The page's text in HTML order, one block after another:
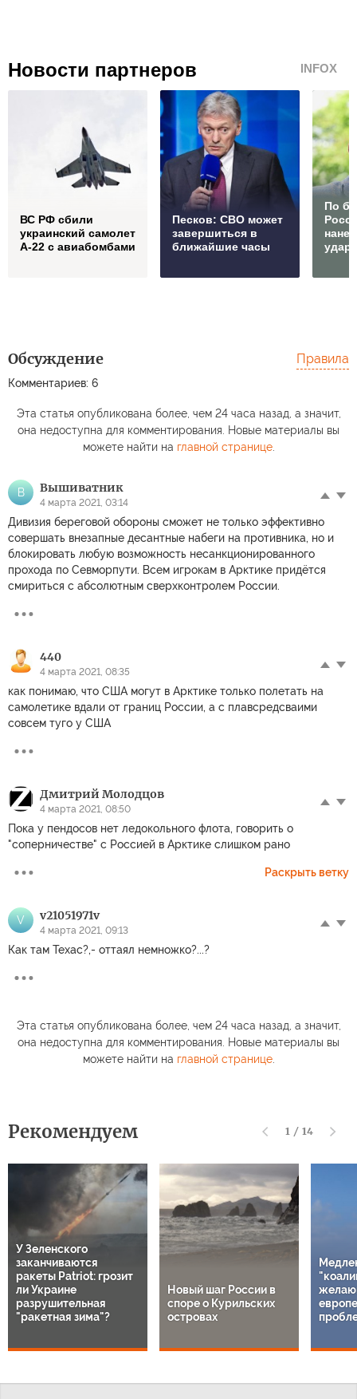
Новости партнеров INFOX
ВС РФ сбили
украинский самолет
А-22 с авиабомбами
Песков: СВО может
завершиться в
ближайшие часы
По
удар
Обсуждение
Комментариев: 6
Правила
Эта статья опубликована более, чем 24 часа назад, а значит,
она недоступна для комментирования. Новые материалы вы
можете найти на главной странице.
В Вышиватник
4 марта 2021, 03:14
Дивизия береговой обороны сможет не только эффективно
совершать внезапные десантные набеги на противника, но и
блокировать любую возможность несанкционированного
прохода по Севморпути. Всем игрокам в Арктике придётся
смириться с абсолютным сверхконтролем России.
440
4 марта 2021, 08:35
как понимаю, что США могут в Арктике только полетать на
самолетике вдали от границ России, а с плавсредсваими
совсем туго у США
Дмитрий Молодцов
4 марта 2021, 08:50
Пока у пендосов нет ледокольного флота, говорить о
"соперничестве" с Россией в Арктике слишком рано
Раскрыть ветку
V v21051971v
4 марта 2021, 09:13
Как там Техас?,- оттаял немножко?...?
Эта статья опубликована более, чем 24 часа назад, а значит,
она недоступна для комментирования. Новые материалы вы
можете найти на главной странице.
Рекомендуем 1 / 14
У Зеленского
заканчиваются
ракеты Patriot: грозит
ли Украине
разрушительная
"ракетная зима"?
Новый шаг России в
споре о Курильских
островах